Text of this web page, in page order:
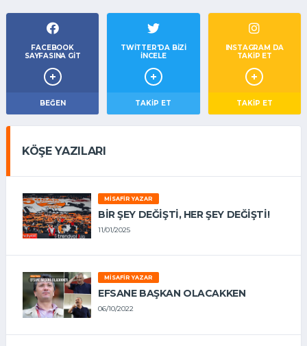
FACEBOOK
SAYFASINA GIT
BEĞEN
TWITTER'DA BIZI
İNCELE
TAKIP ET
INSTAGRAM DA
TAKİP ET
TAKİP ET
KÖŞE YAZILARI
MISAFIR YAZAR
BIR ŞEY DEĞIŞTI, HER ŞEY DEĞIŞTI!
11/01/2025
MISAFIR YAZAR
EFSANE BAŞKAN OLACAKKEN
06/10/2022